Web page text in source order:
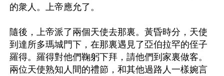
的衆人。上帝應允了。
隨後，上帝派了兩個天使去那裏。黃昏時分，天使
到達所多瑪城門下，在那裏遇見了亞伯拉罕的侄子
羅得。羅得對他們鞠躬下拜，請他們到家裏做客。
兩位天使熟知人間的禮節，和其他過路人一樣婉言